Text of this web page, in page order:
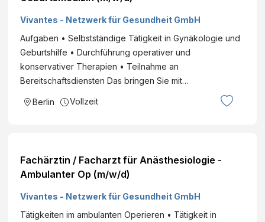
Vivantes - Netzwerk für Gesundheit GmbH
Aufgaben • Selbstständige Tätigkeit in Gynäkologie und
Geburtshilfe • Durchführung operativer und
konservativer Therapien • Teilnahme an
Bereitschaftsdiensten Das bringen Sie mit…
Berlin Vollzeit
Fachärztin / Facharzt für Anästhesiologie -
Ambulanter Op (m/w/d)
Vivantes - Netzwerk für Gesundheit GmbH
Tätigkeiten im ambulanten Operieren • Tätigkeit in